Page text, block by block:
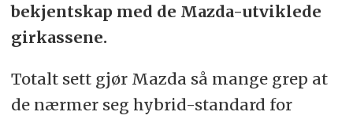
bekjentskap med de Mazda-utviklede
girkassene.
Totalt sett gjør Mazda så mange grep at
de nærmer seg hybrid-standard for